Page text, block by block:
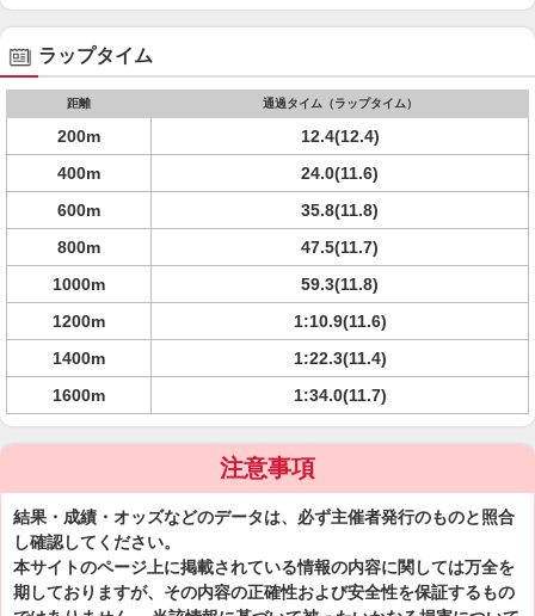
ラップタイム
距離 通過タイム（ラップタイム）
200m
12.4(12.4)
400m
24.0(11.6)
600m
35.8(11.8)
800m
47.5(11.7)
1000m
59.3(11.8)
1200m
1:10.9(11.6)
1400m
1:22.3(11.4)
1600m
1:34.0(11.7)
注意事項
結果・成績・オッズなどのデータは、必ず主催者発行のものと照合
し確認してください。
本サイトのページ上に掲載されている情報の内容に関しては万全を
期しておりますが、その内容の正確性および安全性を保証するもの